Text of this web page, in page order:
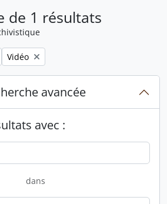
de 1 résultats
Remove filter:
Vidéo
avancée
avec :
dans